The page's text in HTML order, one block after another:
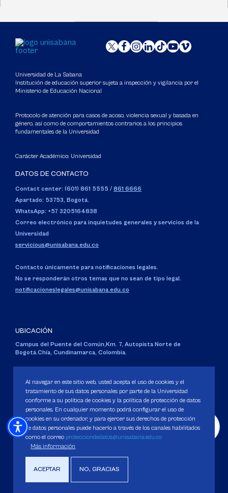
Universidad de La Sabana
Institución de educación superior sujeta a inspección y vigilancia por el
Ministerio de Educación Nacional
Protocolo de atención para casos de acoso, violencia sexual y basada en
género, así como de comportamientos contrarios a los principios
fundamentales de la Universidad
Carácter Académico: Universidad
DATOS DE CONTACTO
Contact center: (601) 861 5555 / 861 6666
Apartado: 53753, Bogotá.
WhatsApp: +57 3205164838
Correo electrónico para inquietudes generales y servicios de la
Universidad
servicious@unisabana.edu.co
Contacto únicamente para notificaciones legales.
No se responderán otros temas que no sean de tipo legal.
notificacioneslegales@unisabana.edu.co
UBICACIÓN
Campus del Puente del Común,Km. 7, Autopista Norte de
Bogotá.Chía, Cundinamarca, Colombia.
Personería Jurídica:Resolución 130 del 14 de enero de 1980.
Ministerio de Educación Nacional.
Política de Protección de datos
Derechos Pecuniarios
Al navegar en este sitio web, usted acepta el uso de cookies y el
tratamiento de sus datos personales por parte de la Universidad
conforme a su política de cookies y la política de protección de datos
personales. En cualquier momento podrá configurar el uso de
cookies en su ordenador, y para ejercer sus derechos de protección
de datos personales puede hacerlo a través de los canales habilitados
como el correo protecciondedatos@unisabana.edu.co
Más información
ACEPTAR NO, GRACIAS